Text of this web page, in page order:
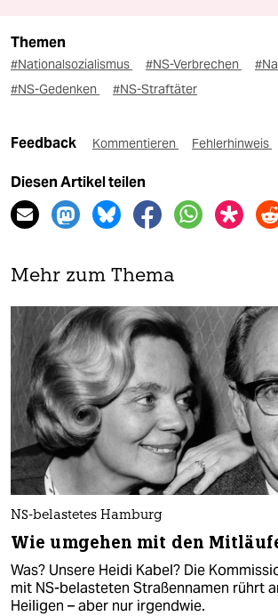
Themen
#Nationalsozialismus #NS-Verbrechen
#NS-Gedenken
#NS-Straftäter
Feedback Kommentieren Fehlerhinweis
Diesen Artikel teilen
Mehr zum Thema
NS-belastetes Hamburg
Wie umgehen mit den
Was? Unsere Heidi Kabel? Die
mit NS-belasteten Straßennamen rührt
Heiligen – aber nur irgendwie.